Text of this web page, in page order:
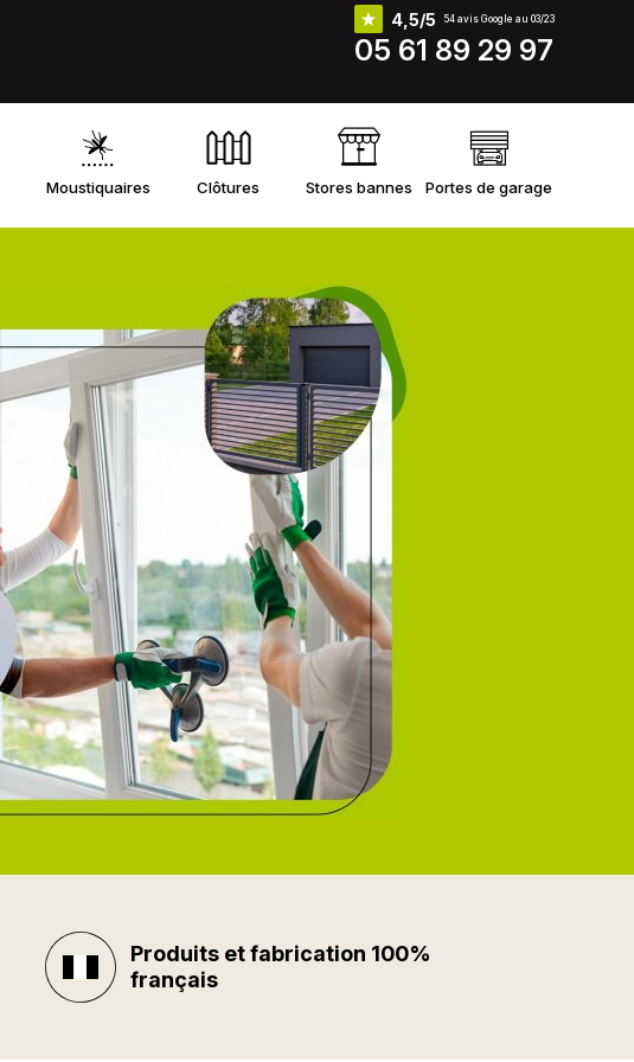
4,5/5 54 avis Google au 03/23
05 61 89 29 97
Moustiquaires Clôtures Stores bannes Portes de garage
Produits et fabrication 100%
français